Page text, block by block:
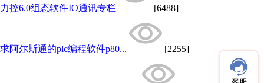
力控6.0组态软件IO通讯专栏 [6488]
求阿尔斯通的plc编程软件p80... [2255]